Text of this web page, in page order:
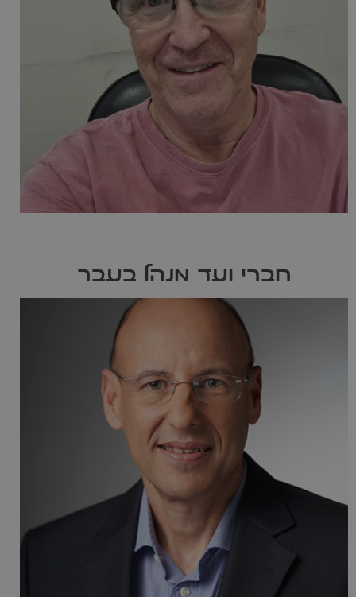
חברי ועד מנהל בעבר